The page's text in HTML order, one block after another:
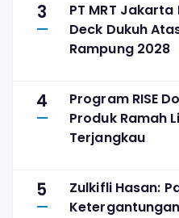
3
PT MRT
Deck Dukuh
Rampung 2028
4
Program RISE
Produk Ramah
Terjangkau
5
Zulkifli Hasan: